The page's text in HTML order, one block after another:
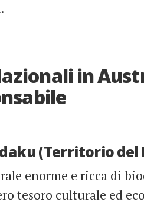
in
(Territorio del
enorme e ricca di
tesoro culturale ed